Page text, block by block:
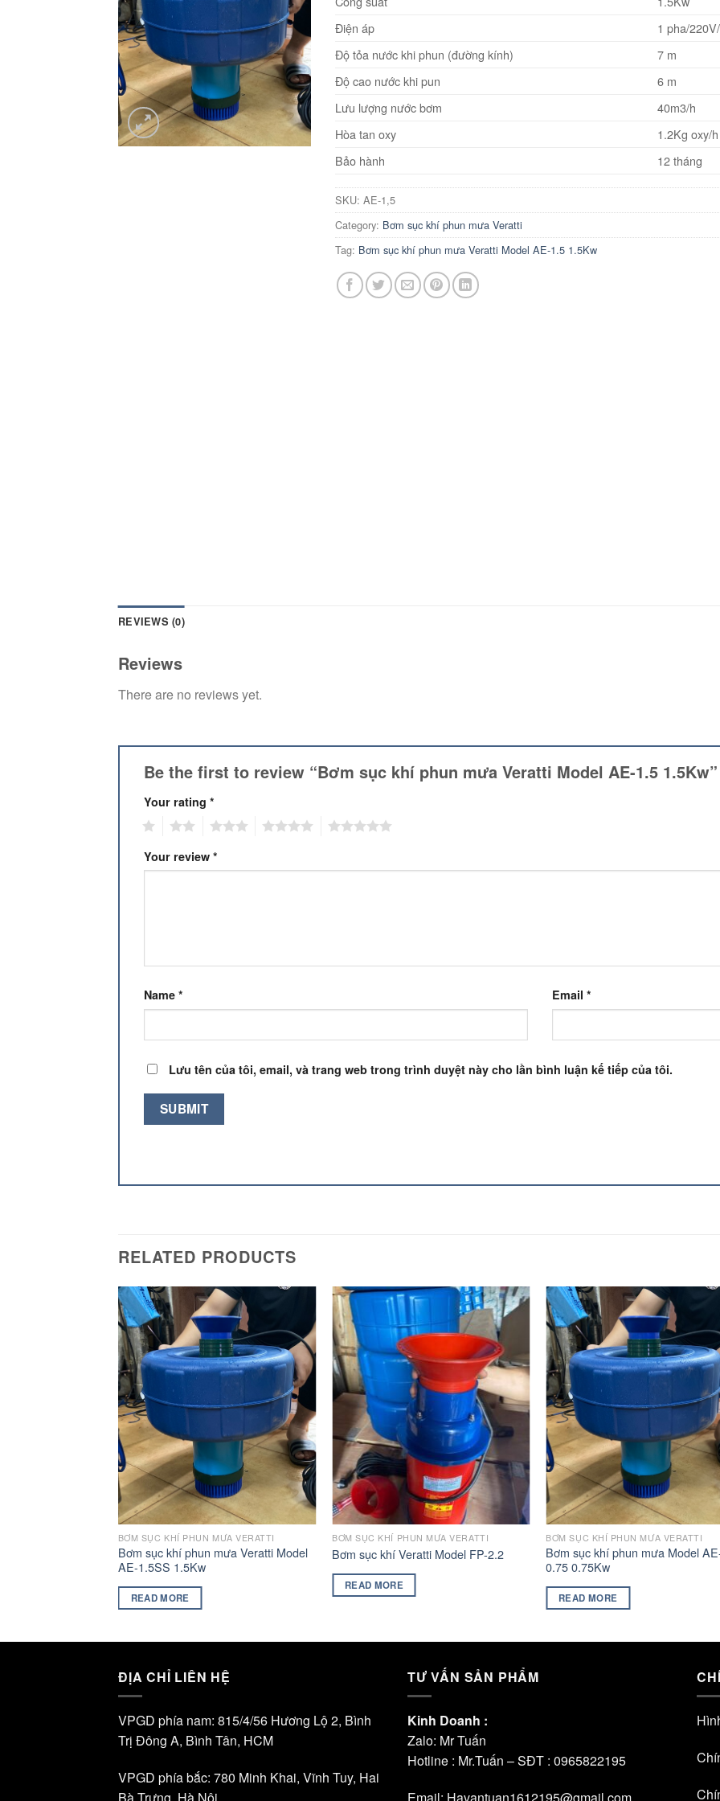
Điện áp
1 pha/
Độ tỏa nước khi phun (đường kính)
7 m
Độ cao nước khi pun
6 m
Lưu lượng nước bơm
40m3/h
Hòa tan oxy
1.2Kg oxy/h
Bảo hành
12 tháng
SKU: AE-1,5
Category: Bơm sục khí phun mưa Veratti
Tag: Bơm sục khí phun mưa Veratti Model AE-1.5 1.5Kw
REVIEWS (0)
Reviews
There are no reviews yet.
Be the first to review “Bơm sục khí phun mưa Veratti Model AE-1.5
Your rating *
Your review *
Name * Email *
Lưu tên của tôi, email, và trang web trong trình duyệt này cho lần bình luận kế tiếp của tôi.
RELATED PRODUCTS
BƠM SỤC KHÍ PHUN MƯA VERATTI
Bơm sục khí phun mưa Veratti Model
AE-1.5SS 1.5Kw
READ MORE
BƠM SỤC KHÍ PHUN MƯA VERATTI
Bơm sục khí Veratti Model FP-2.2
READ MORE
BƠM SỤC KHÍ PHUN MƯA VERATTI
Bơm sục khí phun mưa Model
0.75 0.75Kw
READ MORE
ĐỊA CHỈ LIÊN HỆ
VPGD phía nam: 815/4/56 Hương Lộ 2, Bình
Trị Đông A, Bình Tân, HCM
VPGD phía bắc: 780 Minh Khai, Vĩnh Tuy, Hai
TƯ VẤN SẢN PHẨM
Kinh Doanh :
Zalo: Mr Tuấn
Hotline : Mr.Tuấn – SĐT : 0965822195